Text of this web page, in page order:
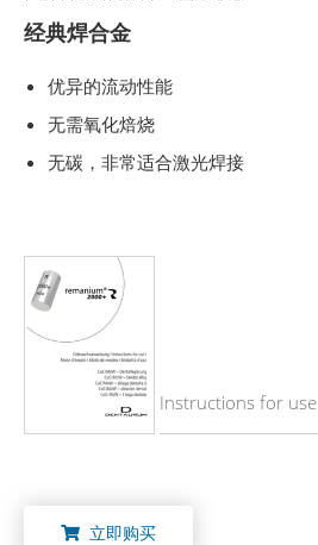
经典焊合金
优异的流动性能
无需氧化焙烧
无碳，非常适合激光焊接
Instructions for use
立即购买